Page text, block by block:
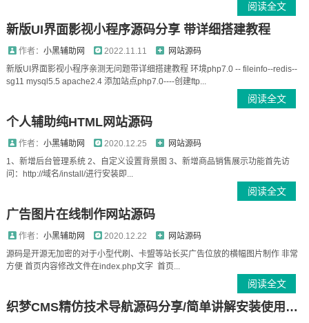
阅读全文
新版UI界面影视小程序源码分享 带详细搭建教程
作者： 小黑辅助网 2022.11.11
网站源码
新版UI界面影视小程序亲测无问题带详细搭建教程 环境php7.0 -- fileinfo--redis--
sg11 mysql5.5 apache2.4 添加站点php7.0----创建ftp...
阅读全文
个人辅助纯HTML网站源码
作者： 小黑辅助网 2020.12.25
网站源码
1、新增后台管理系统 2、自定义设置背景图 3、新增商品销售展示功能首先访
问：http://域名/install/进行安装即...
阅读全文
广告图片在线制作网站源码
作者： 小黑辅助网 2020.12.22
网站源码
源码是开源无加密的对于小型代刷、卡盟等站长买广告位放的横幅图片制作 非常
方便 首页内容修改文件在index.php文字 首页...
阅读全文
织梦CMS精仿技术导航源码分享/简单讲解安装使用方法